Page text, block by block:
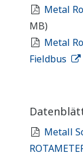
Metal
MB)
Metal
Fieldbus
Metall